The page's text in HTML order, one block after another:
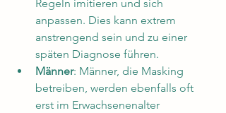
Regeln imitieren und sich
anpassen. Dies kann extrem
anstrengend sein und zu einer
späten Diagnose führen.
Männer: Männer, die Masking
betreiben, werden ebenfalls oft
erst im Erwachsenenalter